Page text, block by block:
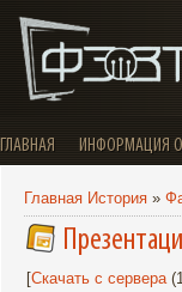
ГЛАВНАЯ ИНФОРМАЦИЯ
Главная История »
[Скачать с сервера